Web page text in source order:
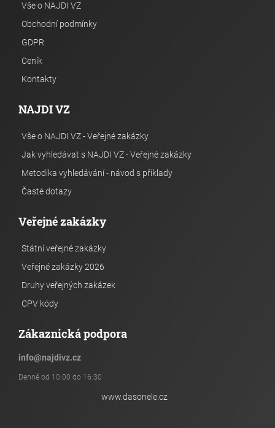
Vše o NAJDI VZ
Obchodní podmínky
GDPR
Ceník
Kontakty
NAJDI VZ
Vše o NAJDI VZ - Veřejné zakázky
Jak vyhledávat s NAJDI VZ - Veřejné zakázky
Metodika vyhledávání - návod s příklady
Časté dotazy
Veřejné zakázky
Státní veřejné zakázky
Veřejné zakázky 2026
Druhy veřejných zakázek
CPV kódy
Zákaznická podpora
info@najdivz.cz
Denně od 10:00 do 16:30
www.dasonele.cz